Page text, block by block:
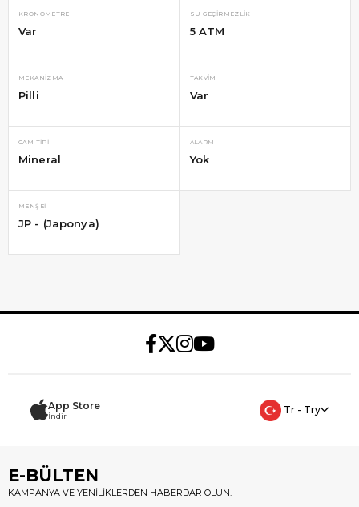
KRONOMETRE
Var
SU GEÇIRMEZLIK
5 ATM
MEKANIZMA
Pilli
TAKVIM
Var
CAM TIPI
Mineral
ALARM
Yok
MENŞEI
JP - (Japonya)
App Store
İndir
Tr - Try
E-BÜLTEN
KAMPANYA VE YENİLİKLERDEN HABERDAR OLUN.